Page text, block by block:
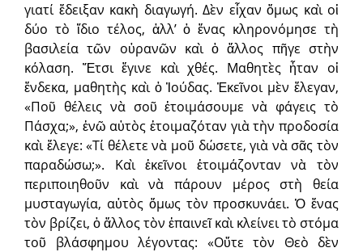
γιατί ἔδειξαν κακὴ διαγωγή. Δὲν εἶχαν ὅμως καὶ οἱ
δύο τὸ ἴδιο τέλος, ἀλλ’ ὁ ἕνας κληρονόμησε τὴ
βασιλεία τῶν οὐρανῶν καὶ ὁ ἄλλος πῆγε στὴν
κόλαση. Ἔτσι ἔγινε καὶ χθές. Μαθητὲς ἦταν οἱ
ἕνδεκα, μαθητὴς καὶ ὁ Ἰούδας. Ἐκεῖνοι μὲν ἔλεγαν,
«Ποῦ θέλεις νὰ σοῦ ἑτοιμάσουμε νὰ φάγεις τὸ
Πάσχα;», ἐνῶ αὐτὸς ἑτοιμαζόταν γιὰ τὴν προδοσία
καὶ ἔλεγε: «Τί θέλετε νὰ μοῦ δώσετε, γιὰ νὰ σᾶς τὸν
παραδώσω;». Καὶ ἐκεῖνοι ἑτοιμάζονταν νὰ τὸν
περιποιηθοῦν καὶ νὰ πάρουν μέρος στὴ θεία
μυσταγωγία, αὐτὸς ὅμως τὸν προσκυνάει. Ὁ ἕνας
τὸν βρίζει, ὁ ἄλλος τὸν ἐπαινεῖ καὶ κλείνει τὸ στόμα
τοῦ βλάσφημου λέγοντας: «Οὔτε τὸν Θεὸ δὲν